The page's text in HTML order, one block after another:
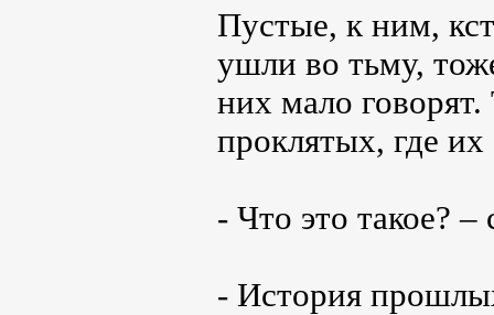
Пустые, к ним,
ушли во тьму,
них мало
проклятых, где
- Что это такое?
- История